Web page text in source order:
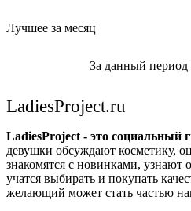
Лучшее за месяц
За данный период
LadiesProject.ru
LadiesProject - это социальный
девушки обсуждают косметику,
знакомятся с новинками, узнают
учатся выбирать и покупать
желающий может стать частью